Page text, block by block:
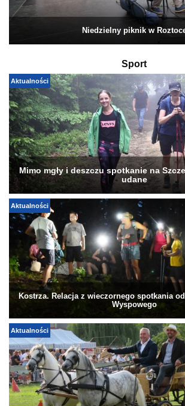
Niedzielny piknik w
Sport
Aktualności
Mimo mgły i deszczu spotkanie na
udane
Aktualności
Kostrza. Relacja z wieczornego spotkania
Wyspowego
Aktualności